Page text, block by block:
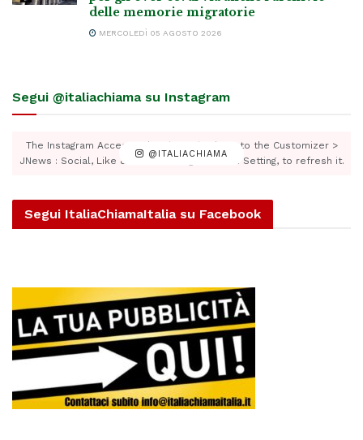
delle memorie migratorie
MERCOLEDÌ 05 AGOSTO 2026
Segui @italiachiama su Instagram
@ITALIACHIAMA
The Instagram Access Token is expired, Go to the Customizer >
JNews : Social, Like & View > Instagram Feed Setting, to refresh it.
Segui ItaliaChiamaItalia su Facebook